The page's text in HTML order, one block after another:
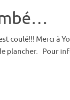
coulé!!! Merci à
plancher. Pour